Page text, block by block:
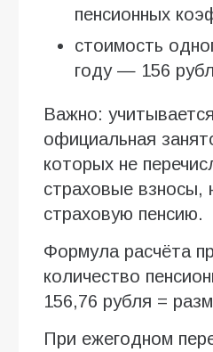
пенсионных
стоимость
году — 156
Важно:
официальная
которых не
страховые взносы,
страховую пенсию.
Формула расчёта
количество
156,76 рубля =
При ежегодном